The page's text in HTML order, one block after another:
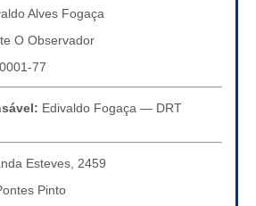
Alves Fogaça
O Observador
77
Edivaldo Fogaça — DRT
Esteves, 2459
Pinto